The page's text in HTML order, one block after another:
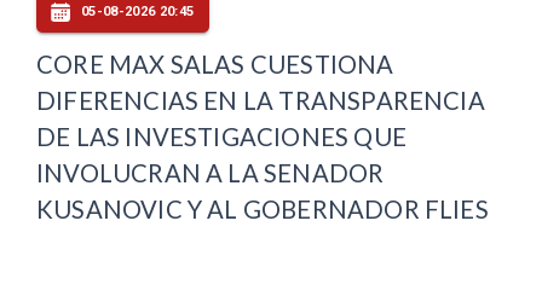
05-08-2026 20:45
CORE MAX SALAS CUESTIONA
DIFERENCIAS EN LA TRANSPARENCIA
DE LAS INVESTIGACIONES QUE
INVOLUCRAN A LA SENADOR
KUSANOVIC Y AL GOBERNADOR FLIES